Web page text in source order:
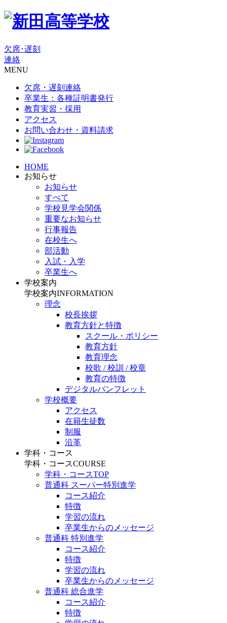
欠席･遅刻
連絡
MENU
欠席・遅刻連絡
卒業生：各種証明書発行
教育実習・採用
アクセス
お問い合わせ・資料請求
HOME
お知らせ
お知らせ
すべて
学校見学会関係
重要なお知らせ
行事報告
在校生へ
部活動
入試・入学
卒業生へ
学校案内
学校案内INFORMATION
理念
校長挨拶
教育方針と特徴
スクール・ポリシー
教育方針
教育理念
校歌 / 校訓 / 校章
教育の特徴
デジタルパンフレット
学校概要
アクセス
在籍生徒数
制服
沿革
学科・コース
学科・コースCOURSE
学科・コースTOP
普通科 スーパー特別進学
コース紹介
特徴
学習の流れ
卒業生からのメッセージ
普通科 特別進学
コース紹介
特徴
学習の流れ
卒業生からのメッセージ
普通科 総合進学
コース紹介
特徴